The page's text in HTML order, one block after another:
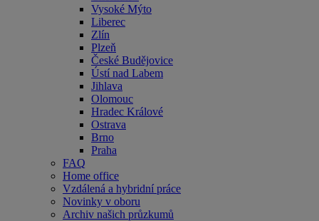
Vysoké Mýto
Liberec
Zlín
Plzeň
České Budějovice
Ústí nad Labem
Jihlava
Olomouc
Hradec Králové
Ostrava
Brno
Praha
FAQ
Home office
Vzdálená a hybridní práce
Novinky v oboru
Archiv našich průzkumů